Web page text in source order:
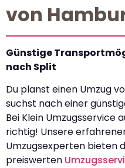
von
Günstige
nach Split
Du planst einen Umzug
suchst nach einer
Bei Klein Umzugsservice
richtig! Unsere
Umzugsexperten bieten
preiswerten